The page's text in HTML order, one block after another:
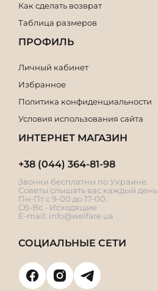
Как сделать возврат
Таблица размеров
ПРОФИЛЬ
Личный кабинет
Избранное
Политика конфиденциальности
Условия использования сайта
ИНТЕРНЕТ МАГАЗИН
+38 (044) 364-81-98
Звонки бесплатны по Украине.
Советы слышать вас каждый день
Пн-Пт с 9-00 до 17-00.
Сб-Вс - Исходящие
E-mail: info@welfare.ua
СОЦИАЛЬНЫЕ СЕТИ